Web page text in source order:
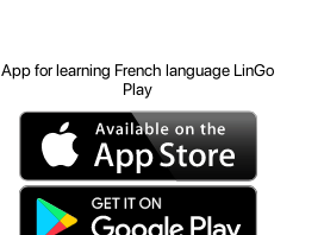
App for learning French language LinGo
Play